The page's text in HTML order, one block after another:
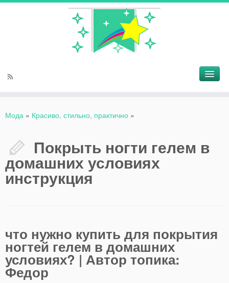
Мода » Красиво, стильно, практично »
Покрыть ногти гелем в
домашних условиях
инструкция
что нужно купить для покрытия
ногтей гелем в домашних
условиях? | Автор топика:
Федор